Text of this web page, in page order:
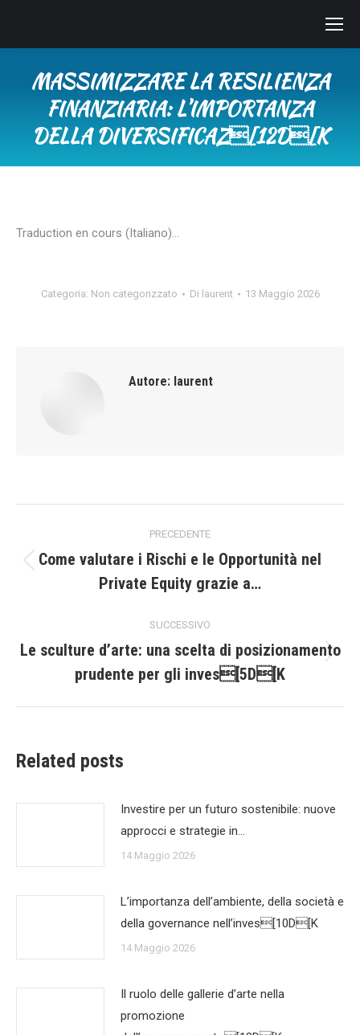
MASSIMIZZARE LA RESILIENZA
FINANZIARIA: L’IMPORTANZA
DELLA DIVERSIFICAZ[12D[K
Traduction en cours (Italiano)…
Categoria: Non categorizzato Di laurent 13 Maggio 2026
Autore: laurent
tra
PRECEDENTE
precedente:
Come valutare i Rischi e le Opportunità nel
Private Equity grazie a…
SUCCESSIVO
post:
Le sculture d’arte: una scelta di posizionamento
prudente per gli inves[5D[K
Related posts
Investire per un futuro sostenibile: nuove
approcci e strategie in…
14 Maggio 2026
L’importanza dell’ambiente, della società e
della governance nell’inves[10D[K
14 Maggio 2026
Il ruolo delle gallerie d’arte nella
promozione